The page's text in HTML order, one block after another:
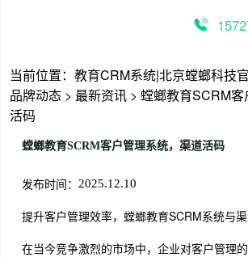
当前位置： 教育CRM系统|北京螳螂科技
品牌动态 > 最新资讯 > 螳螂教育SCRM
活码
螳螂教育SCRM客户管理系统，渠道活码
发布时间： 2025.12.10
提升客户管理效率，螳螂教育SCRM系统与
在当今竞争激烈的市场中，企业对客户管理